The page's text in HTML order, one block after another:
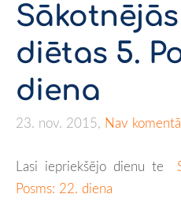
Sākotnējās
diētas 5.
diena
23. nov. 2015, Nav
Lasi iepriekšējo dienu te
Posms: 22. diena